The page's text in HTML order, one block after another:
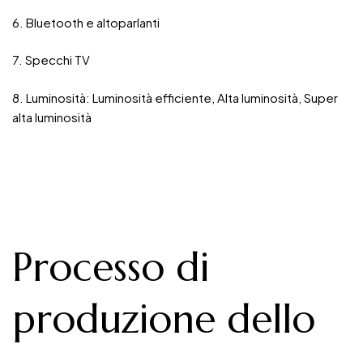
6. Bluetooth e altoparlanti
7. Specchi TV
8. Luminosità: Luminosità efficiente, Alta luminosità, Super
alta luminosità
Processo di
produzione dello